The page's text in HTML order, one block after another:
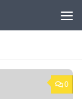
0